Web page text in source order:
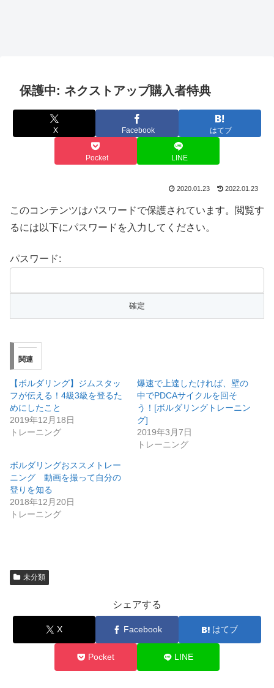
保護中: ネクストアップ購入者特典
X Facebook はてブ
Pocket LINE
2020.01.23 2022.01.23
このコンテンツはパスワードで保護されています。閲覧す
るには以下にパスワードを入力してください。
パスワード:
関連
【ボルダリング】ジムスタッ
フが伝える！4級3級を登るた
めにしたこと
2019年12月18日
トレーニング
爆速で上達したければ、壁の
中でPDCAサイクルを回そ
う！[ボルダリングトレーニン
グ]
2019年3月7日
トレーニング
ボルダリングおススメトレー
ニング 動画を撮って自分の
登りを知る
2018年12月20日
トレーニング
未分類
シェアする
X Facebook はてブ
Pocket LINE